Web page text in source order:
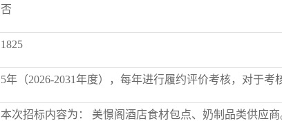
否
1825
5年（2026-2031年度），每年进行履约评价考核，对于考
本次招标内容为： 美憬阁酒店食材包点、奶制品类供应